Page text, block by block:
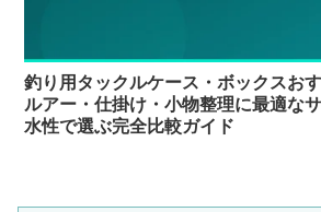
釣り用タックルケース・ボックスお
ルアー・仕掛け・小物整理に最適な
水性で選ぶ完全比較ガイド